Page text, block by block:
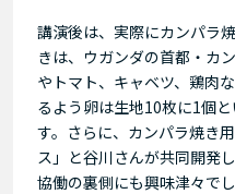
講演後は、実際にカンパラ
きは、ウガンダの首都・カ
やトマト、キャベツ、鶏肉
るよう卵は生地10枚に1個
す。さらに、カンパラ焼き
ス」と谷川さんが共同開発
協働の裏側にも興味津々でし